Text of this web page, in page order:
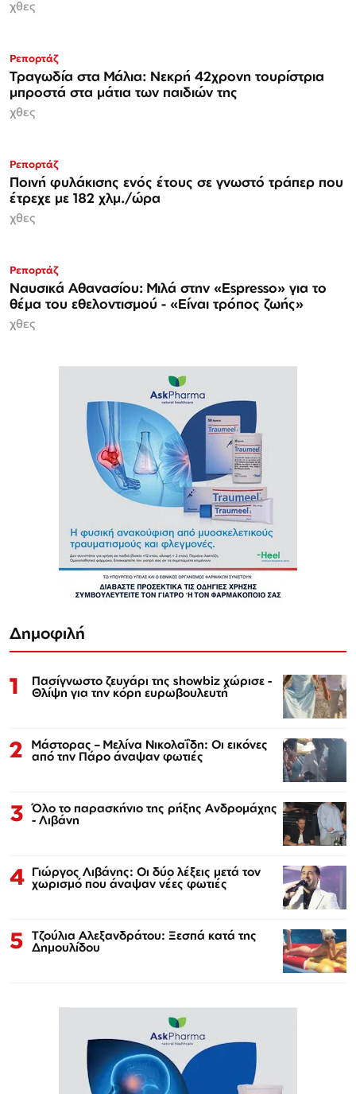
χθες
Ρεπορτάζ
Τραγωδία στα Μάλια: Νεκρή 42χρονη τουρίστρια
μπροστά στα μάτια των παιδιών της
χθες
Ρεπορτάζ
Ποινή φυλάκισης ενός έτους σε γνωστό τράπερ που
έτρεχε με 182 χλμ./ώρα
χθες
Ρεπορτάζ
Ναυσικά Αθανασίου: Μιλά στην «Espresso» για το
θέμα του εθελοντισμού - «Είναι τρόπος ζωής»
χθες
Δημοφιλή
1 Πασίγνωστο ζευγάρι της showbiz χώρισε -
Θλίψη για την κόρη ευρωβουλευτή
2 Μάστορας – Μελίνα Νικολαΐδη: Οι εικόνες
από την Πάρο άναψαν φωτιές
3 Όλο το παρασκήνιο της ρήξης Ανδρομάχης
- Λιβάνη
4 Γιώργος Λιβάνης: Οι δύο λέξεις μετά τον
χωρισμό που άναψαν νέες φωτιές
5 Τζούλια Αλεξανδράτου: Ξεσπά κατά της
Δημουλίδου